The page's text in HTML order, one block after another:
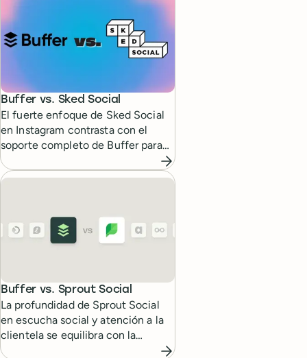
Buffer vs. Sked Social
El fuerte enfoque de Sked Social
en Instagram contrasta con el
soporte completo de Buffer para
distintas plataformas sociales.
Buffer vs. Sprout Social
La profundidad de Sprout Social
en escucha social y atención a la
clientela se equilibra con la
sencillez de Buffer para programar